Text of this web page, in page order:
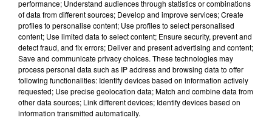
C7 : 13 - 5 - 7 - 6 - 3
C8 : 2 - 3 - 5 - 1 - 7
La sélection de la réunion :
103 HARPAGO RULES - 313 FILEAS D'OSMOZ - 502
HEIDI DU BISET
Le driver à suivre:
R.Dérieux
performance; Understand audiences through statistics or combinations
of data from different sources; Develop and improve services; Create
profiles to personalise content; Use profiles to select personalised
content; Use limited data to select content; Ensure security, prevent and
detect fraud, and fix errors; Deliver and present advertising and content;
Save and communicate privacy choices. These technologies may
process personal data such as IP address and browsing data to offer
following functionalities: Identify devices based on information actively
requested; Use precise geolocation data; Match and combine data from
other data sources; Link different devices; Identify devices based on
information transmitted automatically.